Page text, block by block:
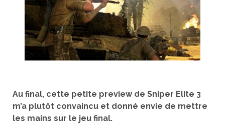
Au final, cette petite preview de Sniper Elite 3
m’a plutôt convaincu et donné envie de mettre
les mains sur le jeu final.